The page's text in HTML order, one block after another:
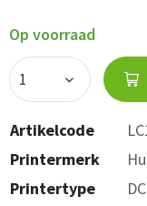
Op voorraad
Artikelcode
Printermerk
Printertype